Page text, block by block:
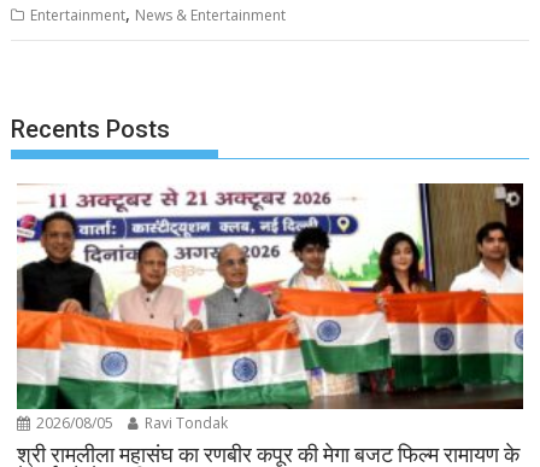
Entertainment, News & Entertainment
Recents Posts
2026/08/05 Ravi Tondak
श्री रामलीला महासंघ का रणबीर कपूर की मेगा बजट फिल्म रामायण के